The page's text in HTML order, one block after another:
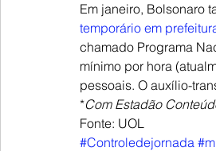
Em janeiro, Bolsonaro
temporário em
chamado Programa
mínimo por hora
pessoais. O auxílio-
*Com Estadão
Fonte: UOL
#Controledejornada